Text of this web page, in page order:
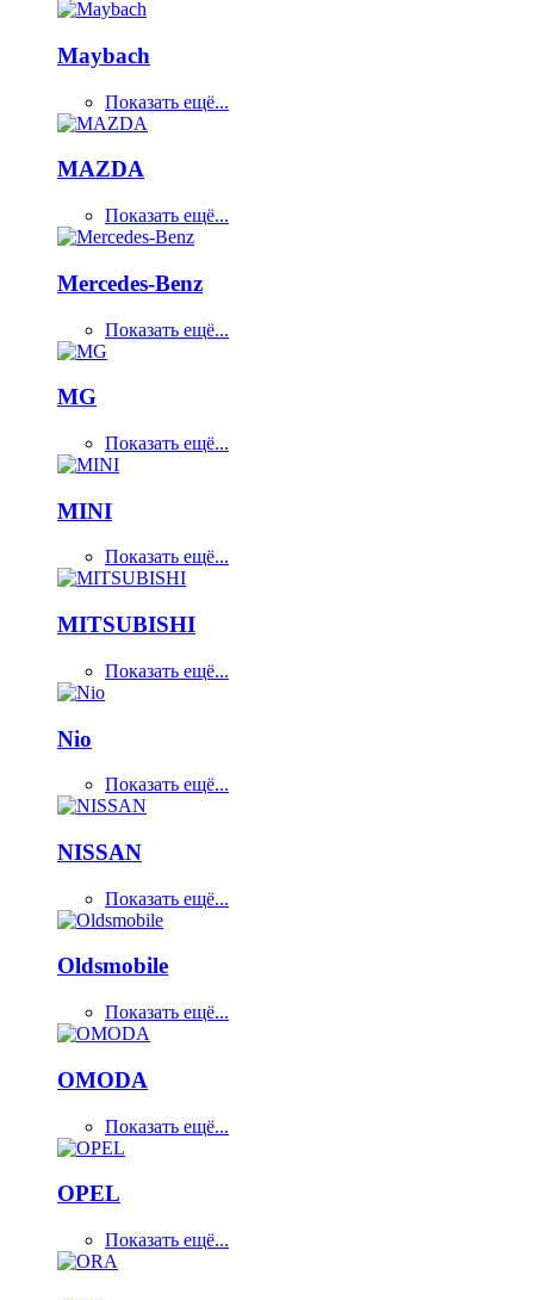
Maybach
Показать ещё...
MAZDA
Показать ещё...
Mercedes-Benz
Показать ещё...
MG
Показать ещё...
MINI
Показать ещё...
MITSUBISHI
Показать ещё...
Nio
Показать ещё...
NISSAN
Показать ещё...
Oldsmobile
Показать ещё...
OMODA
Показать ещё...
OPEL
Показать ещё...